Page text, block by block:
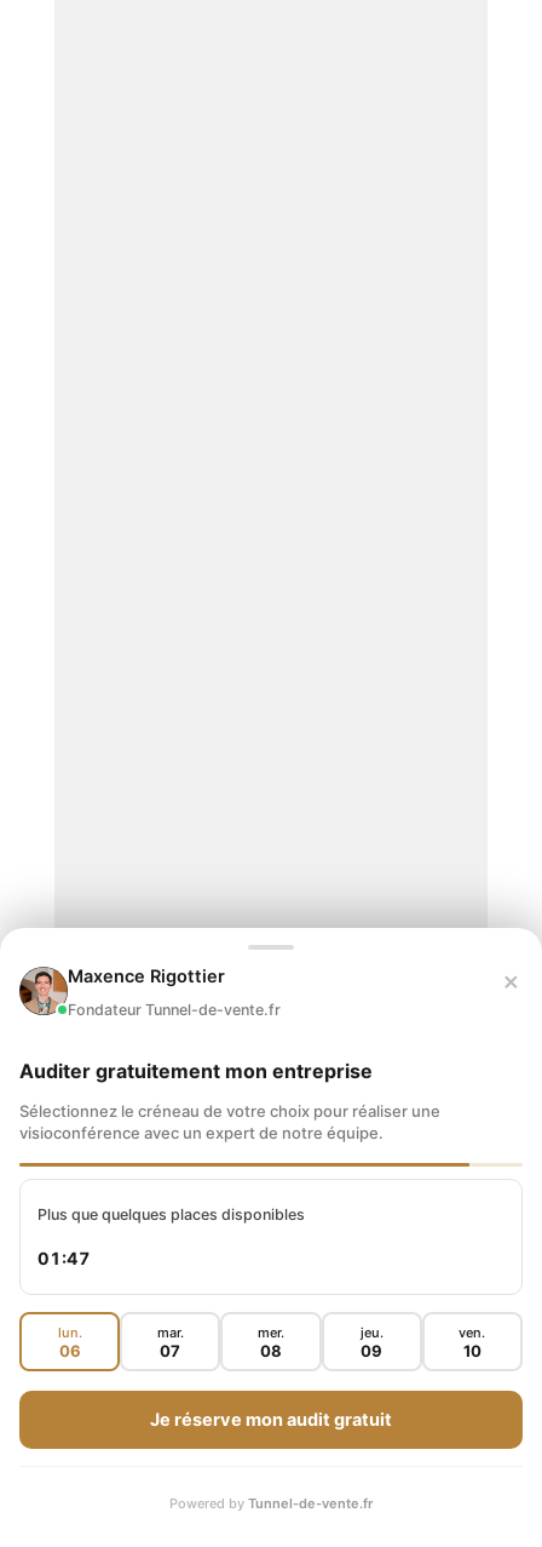
Maxence Rigottier
Fondateur Tunnel-de-vente.fr
×
Auditer gratuitement mon entreprise
Sélectionnez le créneau de votre choix pour réaliser une
visioconférence avec un expert de notre équipe.
Plus que quelques places disponibles
01:46
lun.
06
mar.
07
mer.
08
jeu.
09
ven.
10
Je réserve mon audit gratuit
Powered by Tunnel-de-vente.fr